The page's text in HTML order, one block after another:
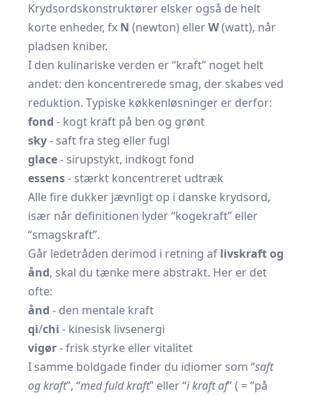
Krydsordskonstruktører elsker også de helt
korte enheder, fx N (newton) ellerW(watt), når
pladsen kniber.
I den kulinariske verden er “kraft” noget helt
andet: den koncentrerede smag, der skabes ved
reduktion. Typiske køkkenløsninger er derfor:
fond - kogt kraft på ben og grønt
sky- saft fra steg eller fugl
glace- sirupstykt, indkogt fond
essens- stærkt koncentreret udtræk
Alle fire dukker jævnligt op i danske krydsord,
især når definitionen lyder “kogekraft” eller
“smagskraft”.
Går ledetråden derimod i retning af livskraft og
ånd, skal du tænke mere abstrakt. Her er det
ofte:
ånd - den mentale kraft
qi/chi - kinesisk livsenergi
vigør- frisk styrke eller vitalitet
I samme boldgade finder du idiomer som “saft
og kraft”, “med fuld kraft” eller “i kraft af” ( = “på